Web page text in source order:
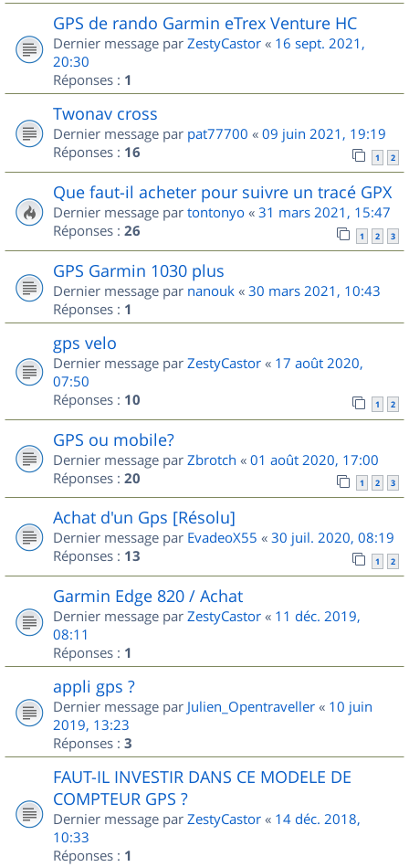
GPS de rando Garmin eTrex Venture HC
Dernier message par ZestyCastor « 16 sept. 2021,
20:30
Réponses : 1
Twonav cross
Dernier message par pat77700 « 09 juin 2021, 19:19
Réponses : 16 1 2
Que faut-il acheter pour suivre un tracé GPX
Dernier message par tontonyo « 31 mars 2021, 15:47
Réponses : 26 1 2 3
GPS Garmin 1030 plus
Dernier message par nanouk « 30 mars 2021, 10:43
Réponses : 1
gps velo
Dernier message par ZestyCastor « 17 août 2020,
07:50
Réponses : 10 1 2
GPS ou mobile?
Dernier message par Zbrotch « 01 août 2020, 17:00
Réponses : 20 1 2 3
Achat d'un Gps [Résolu]
Dernier message par EvadeoX55 « 30 juil. 2020, 08:19
Réponses : 13 1 2
Garmin Edge 820 / Achat
Dernier message par ZestyCastor « 11 déc. 2019,
08:11
Réponses : 1
appli gps ?
Dernier message par Julien_Opentraveller « 10 juin
2019, 13:23
Réponses : 3
FAUT-IL INVESTIR DANS CE MODELE DE
COMPTEUR GPS ?
Dernier message par ZestyCastor « 14 déc. 2018,
10:33
Réponses : 1